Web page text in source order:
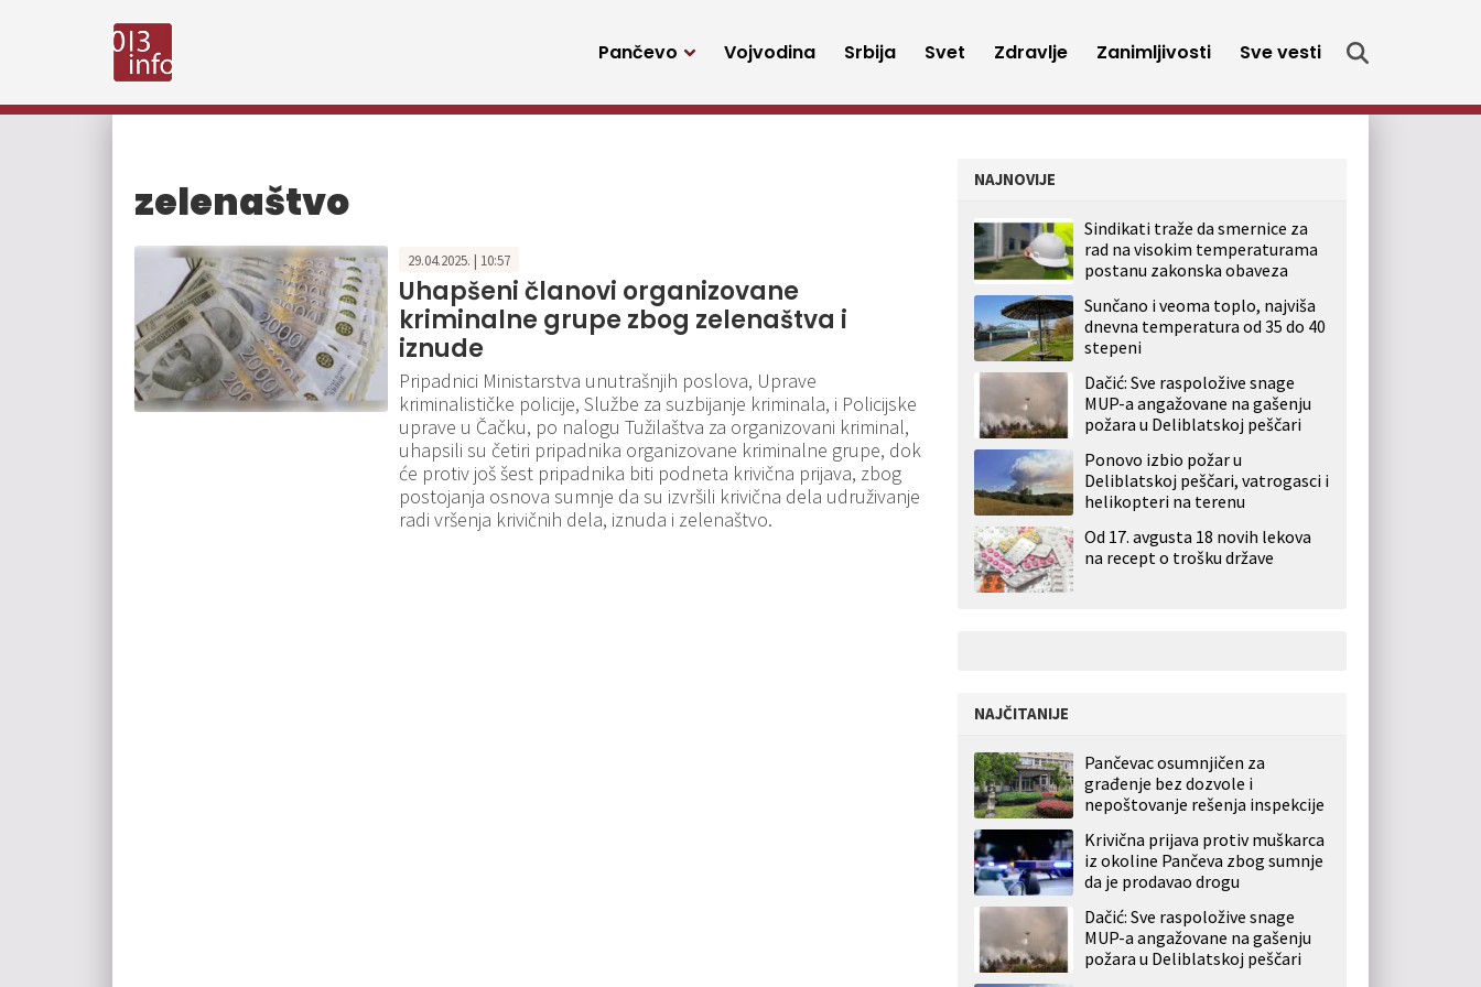
Pančevo Vojvodina Srbija Svet Zdravlje Zanimljivosti Sve vesti
zelenaštvo
29.04.2025. | 10:57
Uhapšeni članovi organizovane
kriminalne grupe zbog zelenaštva i
iznude
Pripadnici Ministarstva unutrašnjih poslova, Uprave
kriminalističke policije, Službe za suzbijanje kriminala, i Policijske
uprave u Čačku, po nalogu Tužilaštva za organizovani kriminal,
uhapsili su četiri pripadnika organizovane kriminalne grupe, dok
će protiv još šest pripadnika biti podneta krivična prijava, zbog
postojanja osnova sumnje da su izvršili krivična dela udruživanje
radi vršenja krivičnih dela, iznuda i zelenaštvo.
NAJNOVIJE
Sindikati traže da smernice za
rad na visokim temperaturama
postanu zakonska obaveza
Sunčano i veoma toplo, najviša
dnevna temperatura od 35 do 40
stepeni
Dačić: Sve raspoložive snage
MUP-a angažovane na gašenju
požara u Deliblatskoj peščari
Ponovo izbio požar u
Deliblatskoj peščari, vatrogasci i
helikopteri na terenu
Od 17. avgusta 18 novih lekova
na recept o trošku države
NAJČITANIJE
Pančevac osumnjičen za
građenje bez dozvole i
nepoštovanje rešenja inspekcije
Krivična prijava protiv muškarca
iz okoline Pančeva zbog sumnje
da je prodavao drogu
Dačić: Sve raspoložive snage
MUP-a angažovane na gašenju
požara u Deliblatskoj peščari